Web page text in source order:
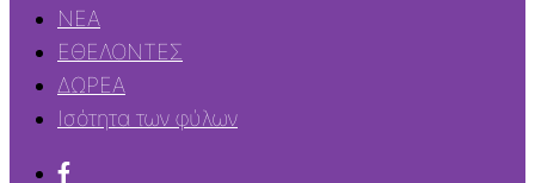
ΝΕΑ
ΕΘΕΛΟΝΤΕΣ
ΔΩΡΕΑ
Ισότητα των φύλων